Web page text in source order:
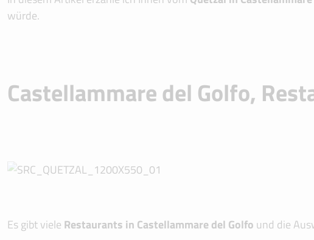
würde.
Castellammare del Golfo,
Es gibt viele Restaurants in Castellammare del Golfo und die